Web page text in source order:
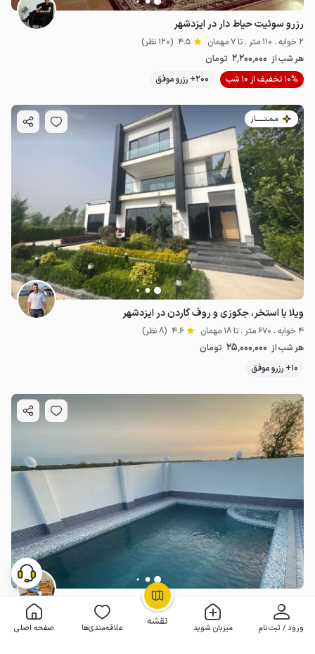
نقشه ورود / ثبت‌نام میزبان شوید علاقه‌مندی‌ها صفحه اصلی
OpenStreetMap
رزرو سوئیت حیاط دار در ایزدشهر
2 خوابه . 110 متر . تا 7 مهمان 4.5 (120 نظر)
هر شب از 2٬200٬000 تومان
10% تخفیف از 10 شب
200+ رزرو موفق
مـمـتــــــاز
ویلا با استخر، جکوزی و روف گاردن در ایزدشهر
4 خوابه . 670 متر . تا 18 مهمان 4.6 (8 نظر)
هر شب از 25٬000٬000 تومان
10+ رزرو موفق
ویلا دوبلکس استخردار در ایزدشهر
(4 نظر)
12٬500٬000
تومان